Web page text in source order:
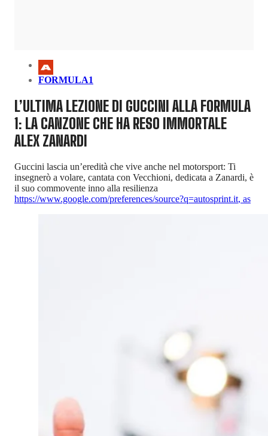
FORMULA1
L’ULTIMA LEZIONE DI GUCCINI ALLA FORMULA
1: LA CANZONE CHE HA RESO IMMORTALE
ALEX ZANARDI
Guccini lascia un’eredità che vive anche nel motorsport: Ti
insegnerò a volare, cantata con Vecchioni, dedicata a Zanardi, è
il suo commovente inno alla resilienza
https://www.google.com/preferences/source?q=autosprint.it, as